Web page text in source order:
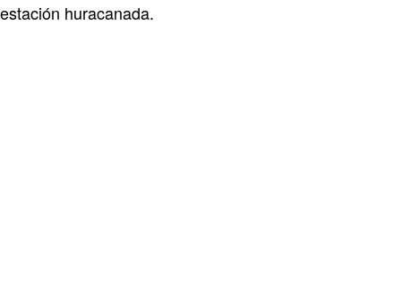
estación huracanada.